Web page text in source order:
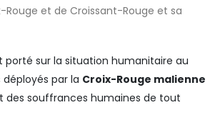
Rouge et de Croissant-Rouge et sa
porté sur la situation humanitaire au
par la Croix-Rouge malienne
des souffrances humaines de tout